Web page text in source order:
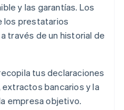
y las garantías. Los
los prestatarios
a través de un historial de
tus declaraciones
bancarios y la
empresa objetivo.